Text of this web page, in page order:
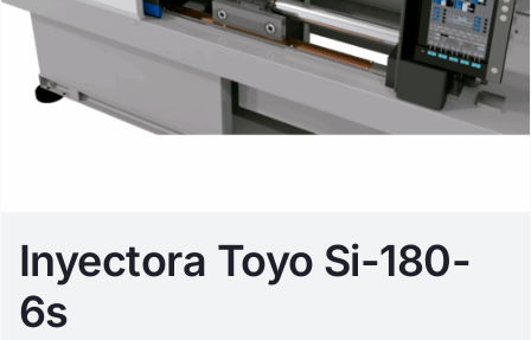
Inyectora Toyo Si-180-
6s